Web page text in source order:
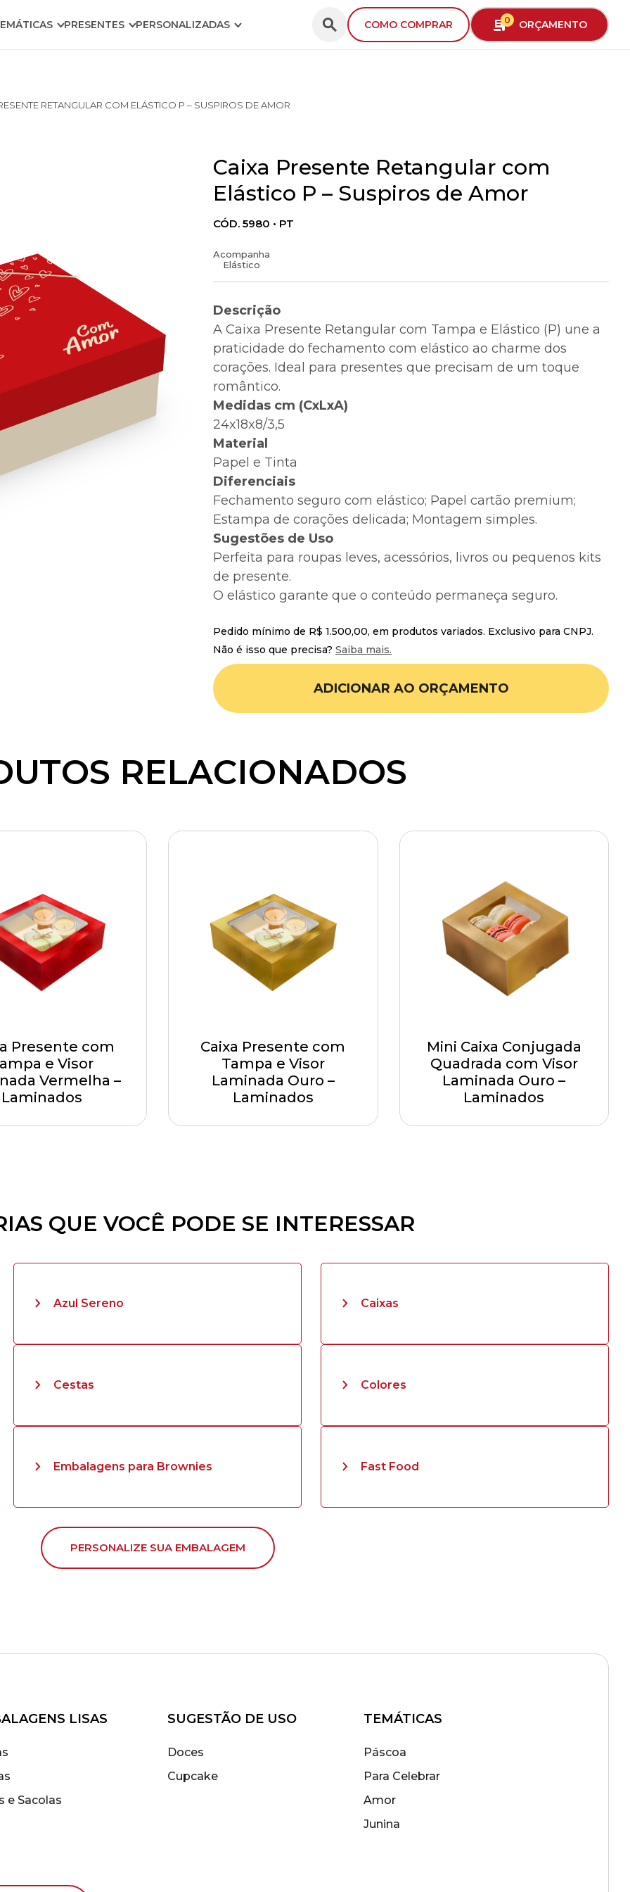
PRESENTES PERSONALIZADAS COMO COMPRAR 0 ORÇAMENTO
RETANGULAR COM ELÁSTICO P – SUSPIROS DE AMOR
Caixa Presente Retangular com
Elástico P – Suspiros de Amor
CÓD. 5980 • PT
Acompanha
Elástico
Descrição
A Caixa Presente Retangular com Tampa e Elástico (P) une a
praticidade do fechamento com elástico ao charme dos
corações. Ideal para presentes que precisam de um toque
romântico.
Medidas cm (CxLxA)
24x18x8/3,5
Material
Papel e Tinta
Diferenciais
Fechamento seguro com elástico; Papel cartão premium;
Estampa de corações delicada; Montagem simples.
Sugestões de Uso
Perfeita para roupas leves, acessórios, livros ou pequenos kits
de presente.
O elástico garante que o conteúdo permaneça seguro.
Pedido mínimo de R$ 1.500,00, em produtos variados. Exclusivo para CNPJ.
Não é isso que precisa?Saiba mais.
ADICIONAR AO ORÇAMENTO
RELACIONADOS
Presente com
e Visor
Vermelha –
Laminados
Caixa Presente com
Tampa e Visor
Laminada Ouro –
Laminados
Mini Caixa Conjugada
Quadrada com Visor
Laminada Ouro –
Laminados
QUE VOCÊ PODE SE INTERESSAR
Azul Sereno Caixas
Cestas Colores
Embalagens para Brownies Fast Food
PERSONALIZE SUA EMBALAGEM
LISAS
e Sacolas
SUGESTÃO DE USO
Doces
Cupcake
TEMÁTICAS
Páscoa
Para Celebrar
Amor
Junina